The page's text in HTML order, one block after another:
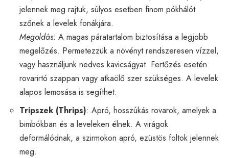
jelennek meg rajtuk, súlyos esetben finom pókhálót
szőnek a levelek fonákjára.
Megoldás: A magas páratartalom biztosítása a legjobb
megelőzés. Permetezzük a növényt rendszeresen vízzel,
vagy használjunk nedves kavicságyat. Fertőzés esetén
rovarirtó szappan vagy atkaölő szer szükséges. A levelek
alapos lemosása is segíthet.
Tripszek (Thrips): Apró, hosszúkás rovarok, amelyek a
bimbókban és a leveleken élnek. A virágok
deformálódnak, a szirmokon apró, ezüstös foltok jelennek
meg.